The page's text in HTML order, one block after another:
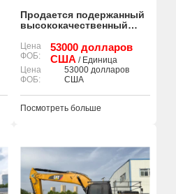
Продается подержанный
высококачественный
90% в хорошем
состоянии.
Цена
ФОБ:
53000 долларов
США / Единица
Цена
ФОБ:
53000 долларов
США
Посмотреть больше